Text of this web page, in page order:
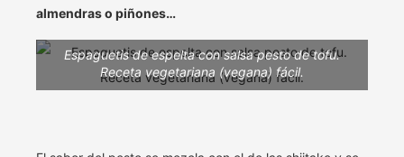
almendras o piñones…
Espaguetis de espelta con salsa pesto de tofu.
Receta vegetariana (vegana) fácil.